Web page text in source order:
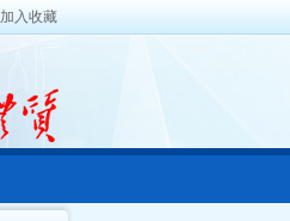
加入收藏